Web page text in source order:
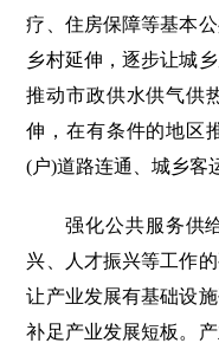
疗、住房保障等基本
乡村延伸，逐步让城
推动市政供水供气供
伸，在有条件的地区
(户)道路连通、城乡客
强化公共服务供给
兴、人才振兴等工作
让产业发展有基础设
补足产业发展短板。